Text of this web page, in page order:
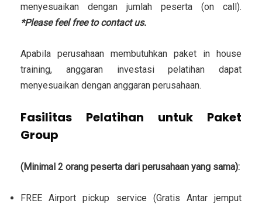
menyesuaikan dengan jumlah peserta (on call).
*Please feel free to contact us.
Apabila perusahaan membutuhkan paket in house
training, anggaran investasi pelatihan dapat
menyesuaikan dengan anggaran perusahaan.
Fasilitas Pelatihan untuk Paket
Group
(Minimal 2 orang peserta dari perusahaan yang sama):
FREE Airport pickup service (Gratis Antar jemput